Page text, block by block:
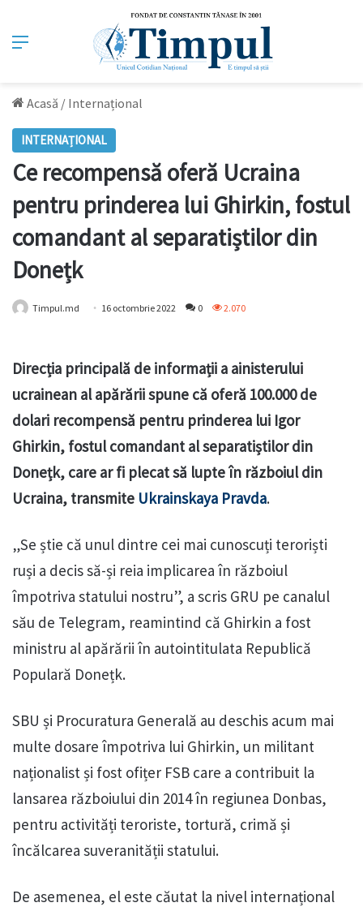
Meniu
Acasă / Internațional
INTERNAȚIONAL
Ce recompensă oferă Ucraina
pentru prinderea lui Ghirkin, fostul
comandant al separatiștilor din
Donețk
Timpul.md 16 octombrie 2022 0 2.070
Direcția principală de informații a ainisterului
ucrainean al apărării spune că oferă 100.000 de
dolari recompensă pentru prinderea lui Igor
Ghirkin, fostul comandant al separatiștilor din
Donețk, care ar fi plecat să lupte în războiul din
Ucraina, transmite Ukrainskaya Pravda.
„Se știe că unul dintre cei mai cunoscuți teroriști
ruși a decis să-și reia implicarea în războiul
împotriva statului nostru”, a scris GRU pe canalul
său de Telegram, reamintind că Ghirkin a fost
ministru al apărării în autointitulata Republică
Populară Donețk.
SBU și Procuratura Generală au deschis acum mai
multe dosare împotriva lui Ghirkin, un militant
naționalist și fost ofițer FSB care a contribuit la
lansarea războiului din 2014 în regiunea Donbas,
pentru activități teroriste, tortură, crimă și
încălcarea suveranității statului.
De asemenea, el este căutat la nivel internațional